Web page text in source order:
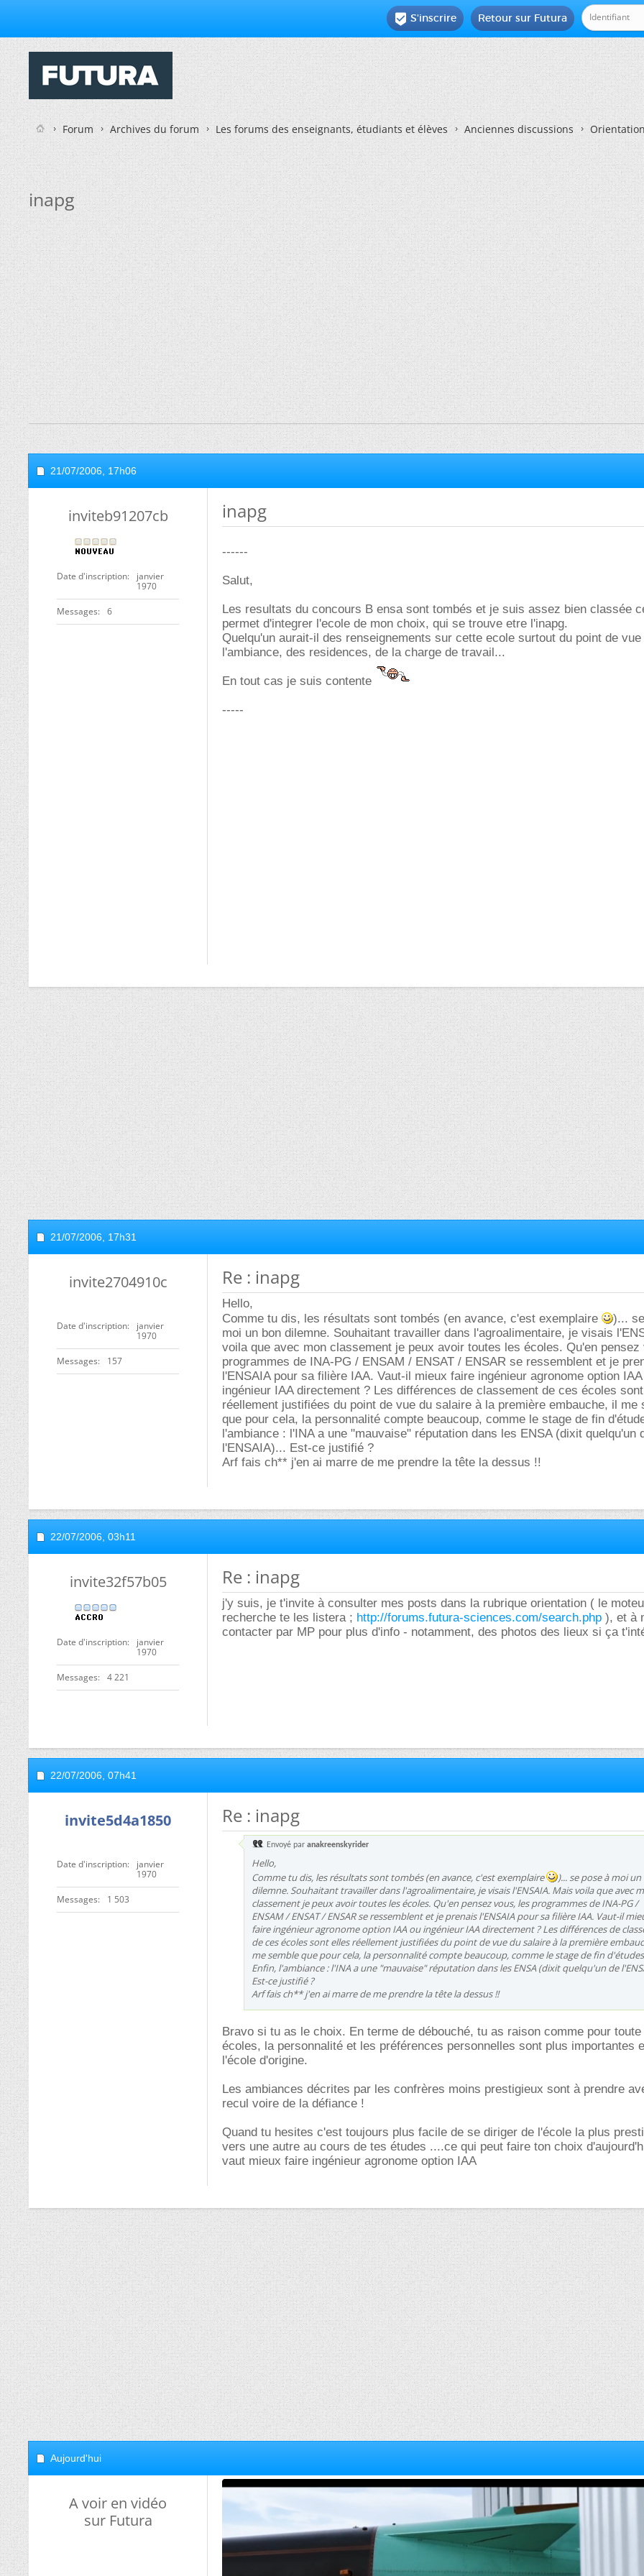
Retour sur Futura
 S'inscrire
Forum Archives du forum Les forums des enseignants, étudiants et élèves Anciennes discussions
inapg
21/07/2006, 17h06
inviteb91207cb
Date d'inscription
janvier
1970
Messages 6
inapg
------
Salut,
Les resultats du concours B ensa sont tombés et je suis assez bien classée
permet d'integrer l'ecole de mon choix, qui se trouve etre l'inapg.
Quelqu'un aurait-il des renseignements sur cette ecole surtout du point de vue
l'ambiance, des residences, de la charge de travail...
En tout cas je suis contente
-----
21/07/2006, 17h31
invite2704910c
Date d'inscription
janvier
1970
Messages 157
Re : inapg
Hello,
Comme tu dis, les résultats sont tombés (en avance, c'est exemplaire
)...
moi un bon dilemne. Souhaitant travailler dans l'agroalimentaire, je visais
voila que avec mon classement je peux avoir toutes les écoles. Qu'en pensez
programmes de INA-PG / ENSAM / ENSAT / ENSAR se ressemblent et je
l'ENSAIA pour sa filière IAA. Vaut-il mieux faire ingénieur agronome option
ingénieur IAA directement ? Les différences de classement de ces écoles
réellement justifiées du point de vue du salaire à la première embauche, il me
que pour cela, la personnalité compte beaucoup, comme le stage de fin
l'ambiance : l'INA a une "mauvaise" réputation dans les ENSA (dixit quelqu'un
l'ENSAIA)... Est-ce justifié ?
Arf fais ch** j'en ai marre de me prendre la tête la dessus !!
22/07/2006, 03h11
invite32f57b05
Date d'inscription
janvier
1970
Messages 4 221
Re : inapg
j'y suis, je t'invite à consulter mes posts dans la rubrique orientation ( le
recherche te les listera ; http://forums.futura-sciences.com/search.php ), et à
contacter par MP pour plus d'info - notamment, des photos des lieux si ça
22/07/2006, 07h41
invite5d4a1850
Date d'inscription
janvier
1970
Messages 1 503
Re : inapg
Envoyé par anakreenskyrider
Hello,
Comme tu dis, les résultats sont tombés (en avance, c'est exemplaire
)... se pose à moi
dilemne. Souhaitant travailler dans l'agroalimentaire, je visais l'ENSAIA. Mais voila que avec
classement je peux avoir toutes les écoles. Qu'en pensez vous, les programmes de INA-PG /
ENSAM / ENSAT / ENSAR se ressemblent et je prenais l'ENSAIA pour sa filière IAA. Vaut-il
faire ingénieur agronome option IAA ou ingénieur IAA directement ? Les différences de
de ces écoles sont elles réellement justifiées du point de vue du salaire à la première
me semble que pour cela, la personnalité compte beaucoup, comme le stage de fin
Enfin, l'ambiance : l'INA a une "mauvaise" réputation dans les ENSA (dixit quelqu'un de
Est-ce justifié ?
Arf fais ch** j'en ai marre de me prendre la tête la dessus !!
Bravo si tu as le choix. En terme de débouché, tu as raison comme pour
écoles, la personnalité et les préférences personnelles sont plus importantes
l'école d'origine.
Les ambiances décrites par les confrères moins prestigieux sont à prendre
recul voire de la défiance !
Quand tu hesites c'est toujours plus facile de se diriger de l'école la plus
vers une autre au cours de tes études ....ce qui peut faire ton choix
vaut mieux faire ingénieur agronome option IAA
Aujourd'hui
A voir en vidéo
sur Futura